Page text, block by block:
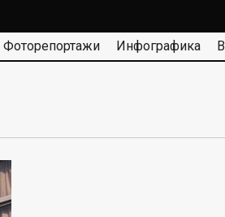
Фоторепортажи Инфографика